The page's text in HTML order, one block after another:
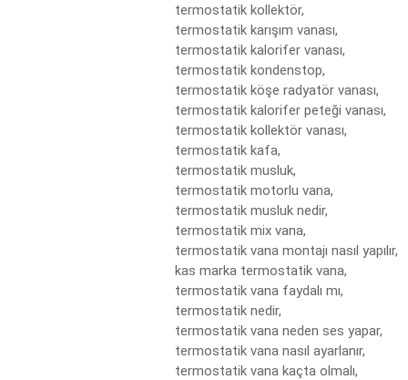
termostatik kollektör,
termostatik karışım vanası,
termostatik kalorifer vanası,
termostatik kondenstop,
termostatik köşe radyatör vanası,
termostatik kalorifer peteği vanası,
termostatik kollektör vanası,
termostatik kafa,
termostatik musluk,
termostatik motorlu vana,
termostatik musluk nedir,
termostatik mix vana,
termostatik vana montajı nasıl yapılır,
kas marka termostatik vana,
termostatik vana faydalı mı,
termostatik nedir,
termostatik vana neden ses yapar,
termostatik vana nasıl ayarlanır,
termostatik vana kaçta olmalı,